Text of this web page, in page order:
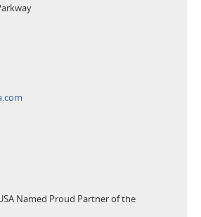
Named Proud Partner of the